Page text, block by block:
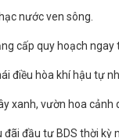
nước ven sông.
cấp quy hoạch ngay
điều hòa khí hậu tự
xanh, vườn hoa
đãi đầu tư BDS thời kỳ